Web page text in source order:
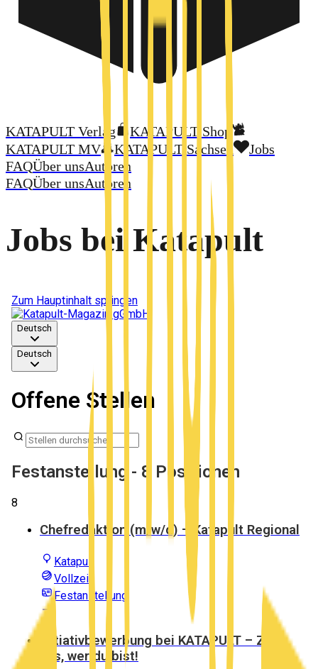
KATAPULT Verlag
KATAPULT-Shop
KATAPULT MV
KATAPULT Sachsen
Jobs
FAQÜber unsAutoren
FAQÜber unsAutoren
Jobs bei Katapult